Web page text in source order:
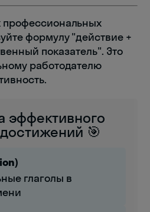
формулу "действие +
показатель". Это
работодателю
эффективного
🎯
глаголы в